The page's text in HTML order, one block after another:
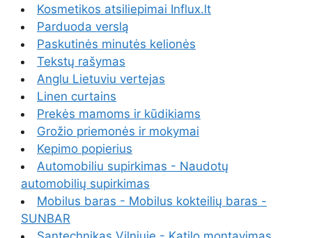
Kosmetikos atsiliepimai Influx.lt
Parduoda verslą
Paskutinės minutės kelionės
Tekstų rašymas
Anglu Lietuviu vertejas
Linen curtains
Prekės mamoms ir kūdikiams
Grožio priemonės ir mokymai
Kepimo popierius
Automobiliu supirkimas - Naudotų
automobilių supirkimas
Mobilus baras - Mobilus kokteilių baras -
SUNBAR